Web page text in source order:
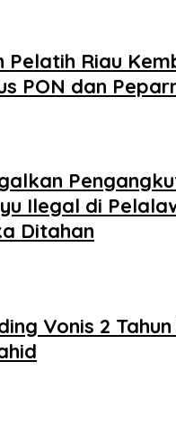
Riau
PON dan
Ilegal di
Ditahan
Vonis 2